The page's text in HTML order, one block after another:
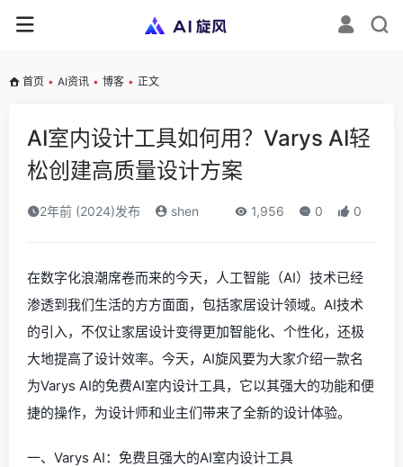
首页 • AI资讯 • 博客 • 正文
AI室内设计工具如何用？Varys AI轻
松创建高质量设计方案
2年前 (2024)发布 shen 1,956 0 0
在数字化浪潮席卷而来的今天，人工智能（AI）技术已经
渗透到我们生活的方方面面，包括家居设计领域。AI技术
的引入，不仅让家居设计变得更加智能化、个性化，还极
大地提高了设计效率。今天，AI旋风要为大家介绍一款名
为Varys AI的免费AI室内设计工具，它以其强大的功能和便
捷的操作，为设计师和业主们带来了全新的设计体验。
一、Varys AI：免费且强大的AI室内设计工具